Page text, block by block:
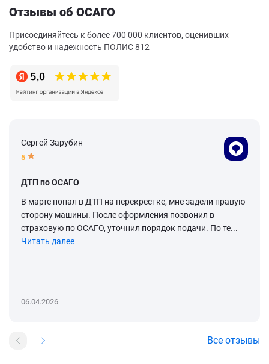
Отзывы об ОСАГО
Присоединяйтесь к более 700 000 клиентов, оценивших
удобство и надежность ПОЛИС 812
Сергей Зарубин
5
ДТП по ОСАГО
В марте попал в ДТП на перекрестке, мне задели правую
сторону машины. После оформления позвонил в
страховую по ОСАГО, уточнил порядок подачи. По те...
Читать далее
06.04.2026
Все отзывы